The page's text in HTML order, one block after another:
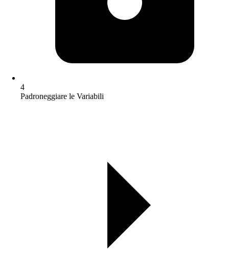
4
Padroneggiare le Variabili